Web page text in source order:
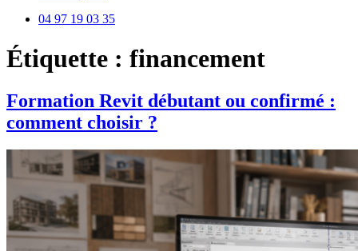
04 97 19 03 35
Étiquette : financement
Formation Revit débutant ou confirmé :
comment choisir ?